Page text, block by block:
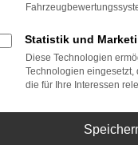
Statistik und
Diese Technologien
Technologien
die für Ihre Interessen